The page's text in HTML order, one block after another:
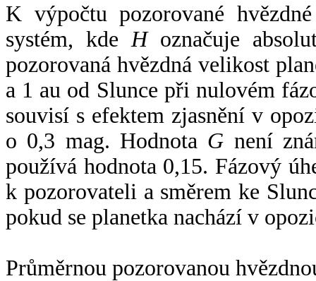
K výpočtu pozorované
systém, kde Hoznačuje
pozorovaná hvězdná velikost
a 1 au od Slunce při nulovém
souvisí s efektem zjasnění v
o 0,3 mag. Hodnota G není
používá hodnota 0,15. Fázový
k pozorovateli a směrem ke
pokud se planetka nachází v
Průměrnou pozorovanou